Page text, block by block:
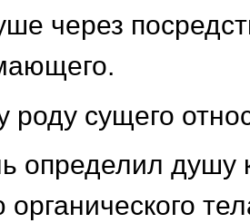
через
роду сущего
определил душу
органического